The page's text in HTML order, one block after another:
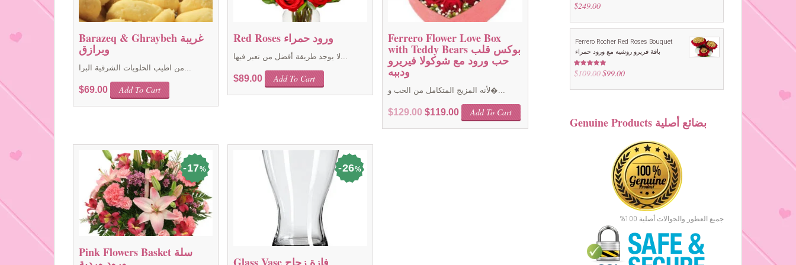
Barazeq & Ghraybeh غريبة
وبرازق
من اطيب الحلويات الشرقية البرا...
$69.00 Add To Cart
Red Roses ورود حمراء
لا يوجد طريقة أفضل من تعبر فيها...
$89.00 Add To Cart
Ferrero Flower Love Box
with Teddy Bears بوكس قلب
حب ورود مع شوكولا فيريرو
ودببه
لأنه المزيج المتكامل من الحب و�...
$129.00 Original
$119.00Current
price
Add To Cart
17%
Pink Flowers Basket سلة
26%
$249.00
Ferrero Rocher Red Roses Bouquet
باقة فريرو روشيه مع ورود حمراء
Rated 5.00
out of 5
$109.00 Original
was:
$99.00Current
is:
Genuine Products بضائع أصلية
جميع العطور والجوالات أصلية 100%